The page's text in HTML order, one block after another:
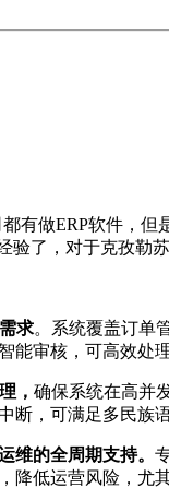
做ERP软件，但
验了，对于克孜勒
求。系统覆盖订单
能审核，可高效处
， 确保系统在高并
断，可满足多民族
维的全周期支持。
低运营风险，尤